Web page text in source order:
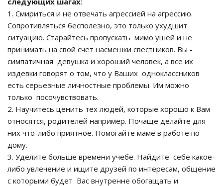
1. Смириться и не отвечать агрессией на агрессию.
Сопротивляться бесполезно, это только ухудшит
ситуацию. Старайтесь пропускать мимо ушей и не
принимать на свой счет насмешки свестников. Вы -
симпатичная девушка и хороший человек, а все их
издевки говорят о том, что у Ваших одноклассников
есть серьезные личностные проблемы. Им можно
только посочувствовать.
2. Научитесь ценить тех людей, которые хорошо к Вам
относятся, родителей например. Почаще делайте для
них что-либо приятное. Помогайте маме в работе по
дому.
3. Уделите больше времени учебе. Найдите себе какое-
либо увлечение и ищите друзей по интересам, общение
с которыми будет Вас внутренне обогащать и